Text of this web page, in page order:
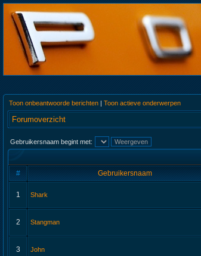
Toon onbeantwoorde berichten | Toon actieve onderwerpen
Forumoverzicht
Gebruikersnaam begint met:
#
Gebruikersnaam
1 Shark
2 Stangman
3 John